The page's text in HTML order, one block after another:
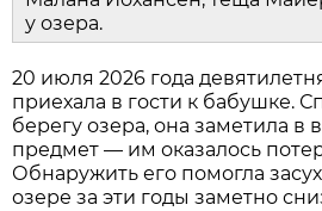
у озера.
20 июля 2026 года
приехала в гости к бабушке.
берегу озера, она заметила в
предмет — им оказалось
Обнаружить его помогла
озере за эти годы заметно